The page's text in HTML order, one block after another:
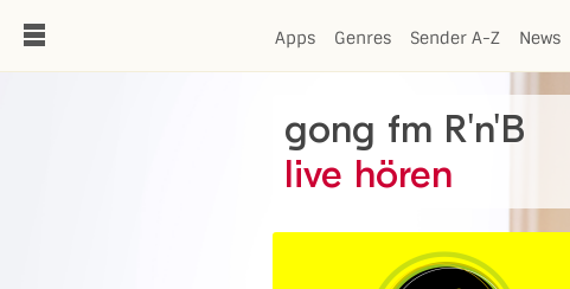
Apps Genres Sender A-Z News
gong fm R'n'B
live hören